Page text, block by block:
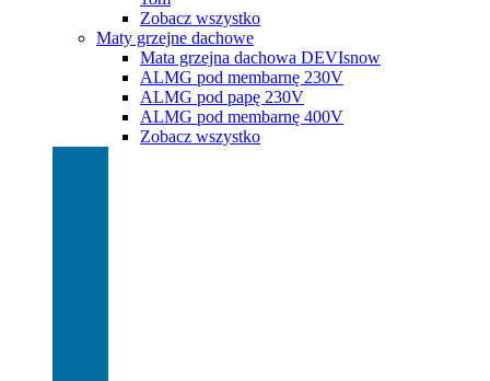
Zobacz wszystko
Maty grzejne dachowe
Mata grzejna dachowa DEVIsnow
ALMG pod membarnę 230V
ALMG pod papę 230V
ALMG pod membarnę 400V
Zobacz wszystko